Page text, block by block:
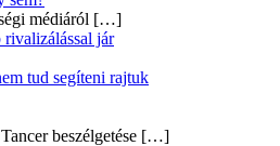
médiáról […]
jár
tud segíteni rajtuk
beszélgetése […]